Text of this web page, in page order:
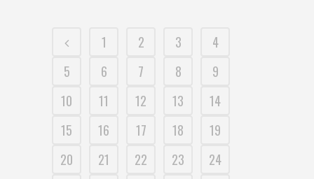
1 2 3
4
5
6 7 8
9
10
11 12 13
14
15
16 17 18
19
20
21 22 23
24